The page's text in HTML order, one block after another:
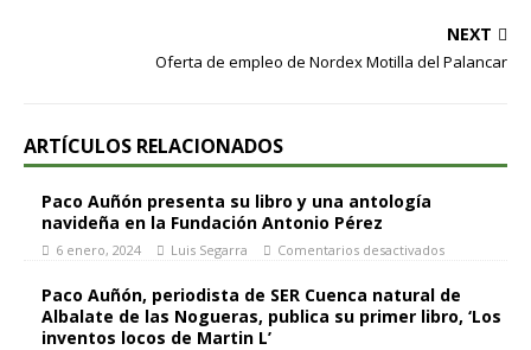
NEXT
Oferta de empleo de Nordex Motilla del Palancar
ARTÍCULOS RELACIONADOS
Paco Auñón presenta su libro y una antología
navideña en la Fundación Antonio Pérez
6 enero, 2024 Luis Segarra Comentarios desactivados
Paco Auñón, periodista de SER Cuenca natural de
Albalate de las Nogueras, publica su primer libro, ‘Los
inventos locos de Martin L’